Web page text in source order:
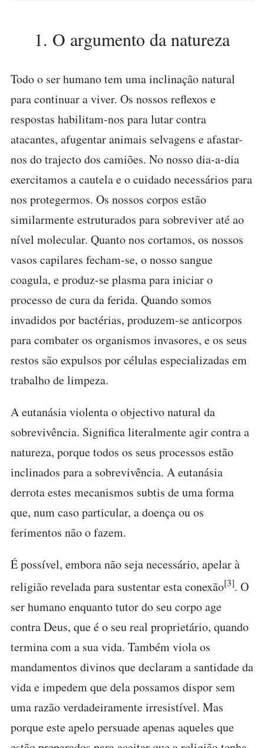
1. O argumento da natureza
Todo o ser humano tem uma inclinação natural
para continuar a viver. Os nossos reflexos e
respostas habilitam-nos para lutar contra
atacantes, afugentar animais selvagens e afastar-
nos do trajecto dos camiões. No nosso dia-a-dia
exercitamos a cautela e o cuidado necessários para
nos protegermos. Os nossos corpos estão
similarmente estruturados para sobreviver até ao
nível molecular. Quanto nos cortamos, os nossos
vasos capilares fecham-se, o nosso sangue
coagula, e produz-se plasma para iniciar o
processo de cura da ferida. Quando somos
invadidos por bactérias, produzem-se anticorpos
para combater os organismos invasores, e os seus
restos são expulsos por células especializadas em
trabalho de limpeza.
A eutanásia violenta o objectivo natural da
sobrevivência. Significa literalmente agir contra a
natureza, porque todos os seus processos estão
inclinados para a sobrevivência. A eutanásia
derrota estes mecanismos subtis de uma forma
que, num caso particular, a doença ou os
ferimentos não o fazem.
É possível, embora não seja necessário, apelar à
religião revelada para sustentar esta conexão[3]. O
ser humano enquanto tutor do seu corpo age
contra Deus, que é o seu real proprietário, quando
termina com a sua vida. Também viola os
mandamentos divinos que declaram a santidade da
vida e impedem que dela possamos dispor sem
uma razão verdadeiramente irresistível. Mas
porque este apelo persuade apenas aqueles que